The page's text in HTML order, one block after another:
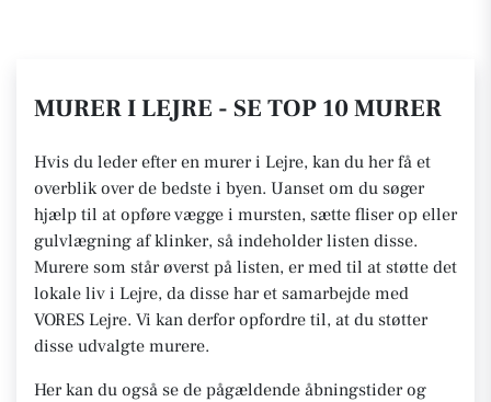
MURER I LEJRE - SE TOP 10 MURER
Hvis du leder efter en murer i Lejre, kan du her få et
overblik over de bedste i byen. Uanset om du søger
hjælp til at opføre vægge i mursten, sætte fliser op eller
gulvlægning af klinker, så indeholder listen disse.
Murere som står øverst på listen, er med til at støtte det
lokale liv i Lejre, da disse har et samarbejde med
VORES Lejre. Vi kan derfor opfordre til, at du støtter
disse udvalgte murere.
Her kan du også se de pågældende åbningstider og